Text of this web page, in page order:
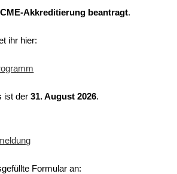
CME-Akkreditierung beantragt.
ihr hier:
ist der31. August 2026.
Formular an: